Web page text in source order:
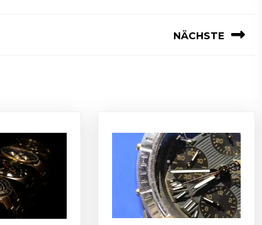
NÄCHSTE